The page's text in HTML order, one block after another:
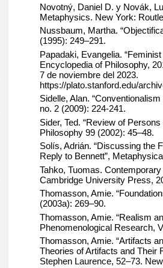
Novotný, Daniel D. y Novák,
Metaphysics. New York:
Nussbaum, Martha.
(1995): 249–291.
Papadaki, Evangelia.
Encyclopedia of Philosophy,
7 de noviembre del 2023.
https://plato.stanford.edu/
Sidelle, Alan.
no. 2 (2009): 224-241.
Sider, Ted. “Review of
Philosophy 99 (2002): 45–48.
Solís, Adrián. “Discussing the
Reply to Bennett”,
Tahko, Tuomas.
Cambridge University Press,
Thomasson, Amie.
(2003a): 269–90.
Thomasson, Amie. “Realism
Phenomenological Research,
Thomasson, Amie. “Artifacts
Theories of Artifacts and Their
Stephen Laurence, 52–73.